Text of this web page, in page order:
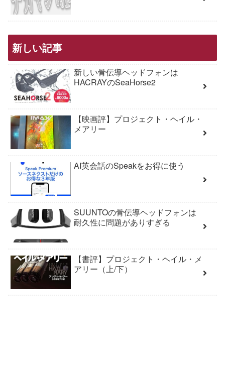
新しい記事
新しい骨伝導ヘッドフォンは
HACRAYのSeaHorse2
【映画評】プロジェクト・ヘイル・
メアリー
AI英会話のSpeakをお得に使う
SUUNTOの骨伝導ヘッドフォンは
耐久性に問題がありすぎる
【書評】プロジェクト・ヘイル・メ
アリー（上/下）